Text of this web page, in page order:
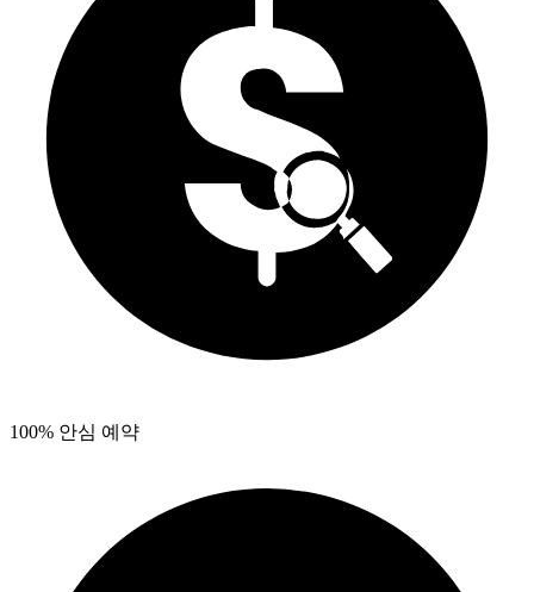
100% 안심 예약